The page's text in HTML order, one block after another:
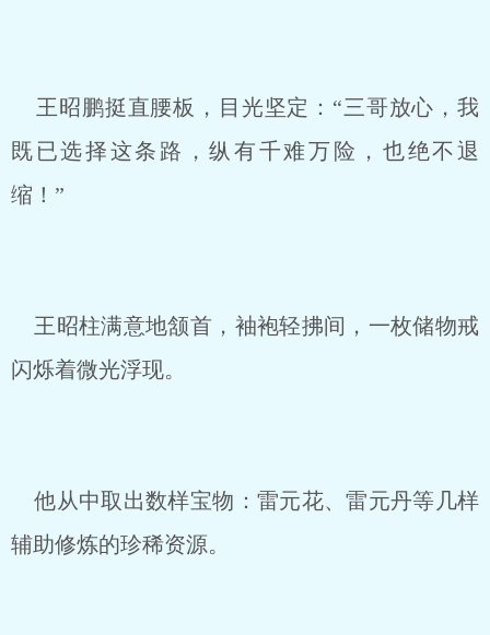
王昭鹏挺直腰板，目光坚定：“三哥放心，我
既已选择这条路，纵有千难万险，也绝不退
缩！”
王昭柱满意地颔首，袖袍轻拂间，一枚储物戒
闪烁着微光浮现。
他从中取出数样宝物：雷元花、雷元丹等几样
辅助修炼的珍稀资源。